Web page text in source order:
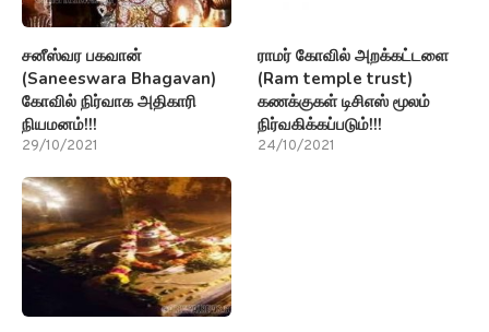
சனீஸ்வர பகவான்
(Saneeswara Bhagavan)
கோவில் நிர்வாக அதிகாரி
நியமனம்!!!
29/10/2021
ராமர் கோவில் அறக்கட்டளை
(Ram temple trust)
கணக்குகள் டிசிஎஸ் மூலம்
நிர்வகிக்கப்படும்!!!
24/10/2021